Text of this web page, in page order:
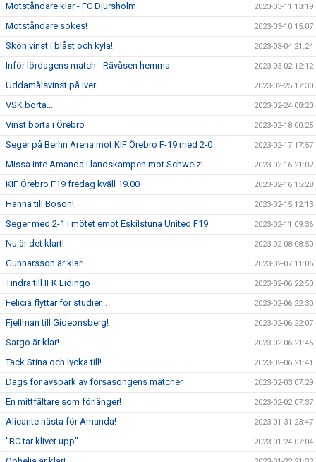
Motståndare klar - FC Djursholm 2023-03-11 13:19
Motståndare sökes! 2023-03-10 15:07
Skön vinst i blåst och kyla! 2023-03-04 21:24
Inför lördagens match - Rävåsen hemma 2023-03-02 12:12
Uddamålsvinst på Iver... 2023-02-25 17:30
VSK borta... 2023-02-24 08:20
Vinst borta i Örebro 2023-02-18 00:25
Seger på Berhn Arena mot KIF Örebro F-19 med 2-0 2023-02-17 17:57
Missa inte Amanda i landskampen mot Schweiz! 2023-02-16 21:02
KIF Örebro F19 fredag kväll 19.00 2023-02-16 15:28
Hanna till Bosön! 2023-02-15 12:13
Seger med 2-1 i mötet emot Eskilstuna United F19 2023-02-11 09:36
Nu är det klart! 2023-02-08 08:50
Gunnarsson är klar! 2023-02-07 11:06
Tindra till IFK Lidingö 2023-02-06 22:50
Felicia flyttar för studier... 2023-02-06 22:30
Fjellman till Gideonsberg! 2023-02-06 22:07
Sargo är klar! 2023-02-06 21:45
Tack Stina och lycka till! 2023-02-06 21:41
Dags för avspark av försäsongens matcher 2023-02-03 07:29
En mittfältare som förlänger! 2023-02-02 07:37
Alicante nästa för Amanda! 2023-01-31 23:47
"BC tar klivet upp" 2023-01-24 07:04